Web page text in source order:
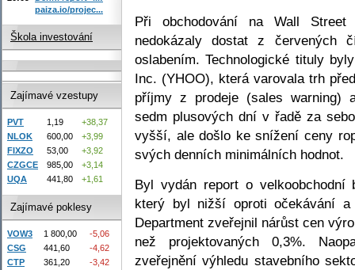
Při obchodování na Wall
nedokázaly dostat z červených
oslabením. Technologické tituly
Inc. (YHOO), která varovala trh
příjmy z prodeje (sales warning)
sedm plusových dní v řadě za
vyšší, ale došlo ke snížení ceny
svých denních minimálních hodnot.
Byl vydán report o velkoobchodní
který byl nižší oproti očekávání
Department zveřejnil nárůst cen
než projektovaných 0,3%.
zveřejnění výhledu stavebního
paiza.io/projec...
Škola investování
Zajímavé vzestupy
PVT 1,19
+38,37
NLOK
600,00
+3,99
FIXZO
53,00
+3,92
CZGCE
985,00
+3,14
UQA
441,80 +1,61
Zajímavé poklesy
VOW3 1 800,00
-5,06
CSG
441,60
-4,62
CTP
361,20
-3,42